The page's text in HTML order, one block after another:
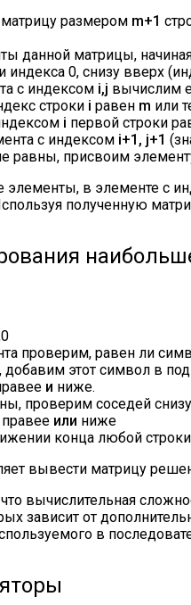
размером m+1
данной матрицы,
индекса 0, снизу вверх
с индексом i,j вычислим
строки i равен m или
i первой строки
с индексом i+1, j+1
равны, присвоим
элементы, в элементе с
полученную
проверим, равен ли
этот символ в
и ниже.
проверим соседей
или ниже
конца любой
вывести матрицу
что вычислительная
зависит от
в